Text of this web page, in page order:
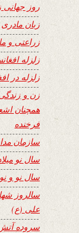
روز جهانی
زبان مادری
زراعتی و
زلزله
زلزله در
زن و
همچنان
فرخنده
سازمان
سال نو
سال نو و
سالروز
علی (ع)
سروده